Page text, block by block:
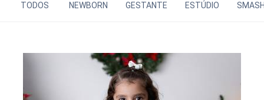
TODOS NEWBORN GESTANTE ESTÚDIO